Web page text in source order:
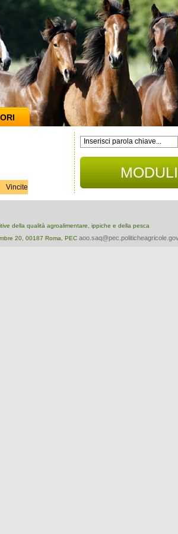
Vincite
della qualità agroalimentare, ippiche e della pesca
20, 00187 Roma, PEC